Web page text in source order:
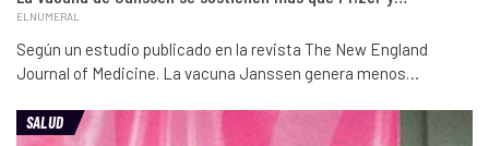
ELNUMERAL
Según un estudio publicado en la revista The New England
Journal of Medicine. La vacuna Janssen genera menos…
SALUD